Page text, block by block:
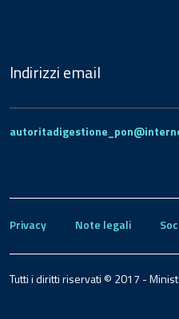
Indirizzi email
Privacy Note legali
Tutti i diritti riservati © 2017 -